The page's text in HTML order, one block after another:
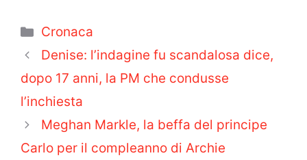
Categorie
Cronaca
Denise: l’indagine fu scandalosa dice,
dopo 17 anni, la PM che condusse
l’inchiesta
Meghan Markle, la beffa del principe
Carlo per il compleanno di Archie